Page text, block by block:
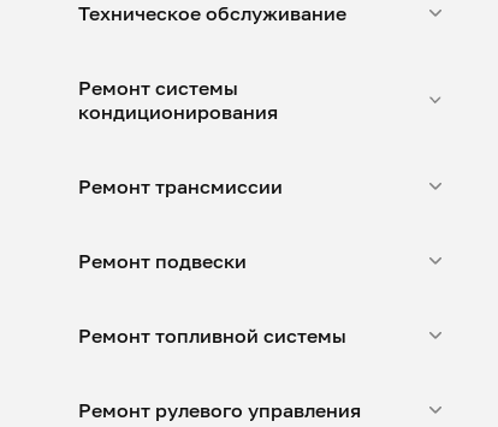
Техническое обслуживание
Ремонт системы
кондиционирования
Ремонт трансмиссии
Ремонт подвески
Ремонт топливной системы
Ремонт рулевого управления